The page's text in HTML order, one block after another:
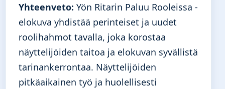
Yhteenveto: Yön Ritarin Paluu Rooleissa -
elokuva yhdistää perinteiset ja uudet
roolihahmot tavalla, joka korostaa
näyttelijöiden taitoa ja elokuvan syvällistä
tarinankerrontaa. Näyttelijöiden
pitkäaikainen työ ja huolellisesti